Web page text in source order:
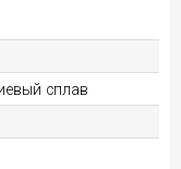
сплав